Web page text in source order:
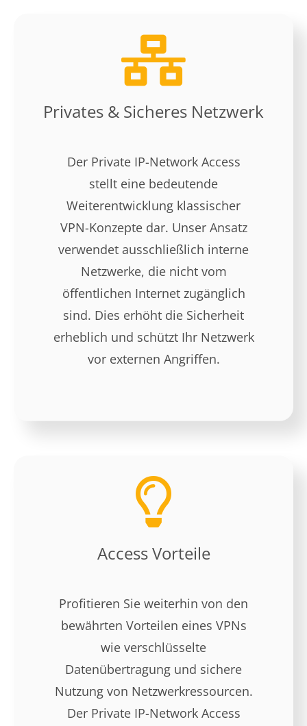
Mehr erfahren
Privates & Sicheres Netzwerk
Der Private IP-Network Access
stellt eine bedeutende
Weiterentwicklung klassischer
VPN-Konzepte dar. Unser Ansatz
verwendet ausschließlich interne
Netzwerke, die nicht vom
öffentlichen Internet zugänglich
sind. Dies erhöht die Sicherheit
erheblich und schützt Ihr Netzwerk
vor externen Angriffen.
Access Vorteile
Profitieren Sie weiterhin von den
bewährten Vorteilen eines VPNs
wie verschlüsselte
Datenübertragung und sichere
Nutzung von Netzwerkressourcen.
Der Private IP-Network Access